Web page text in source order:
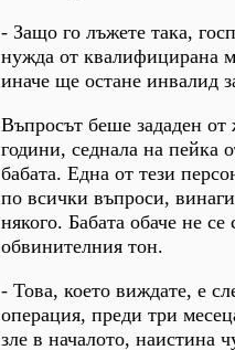
- Защо го лъжете така,
нужда от квалифицирана
иначе ще остане инвалид
Въпросът беше зададен от
години, седнала на пейка
бабата. Една от тези
по всички въпроси,
някого. Бабата обаче не се
обвинителния тон.
- Това, което виждате, е
операция, преди три
зле в началото, наистина